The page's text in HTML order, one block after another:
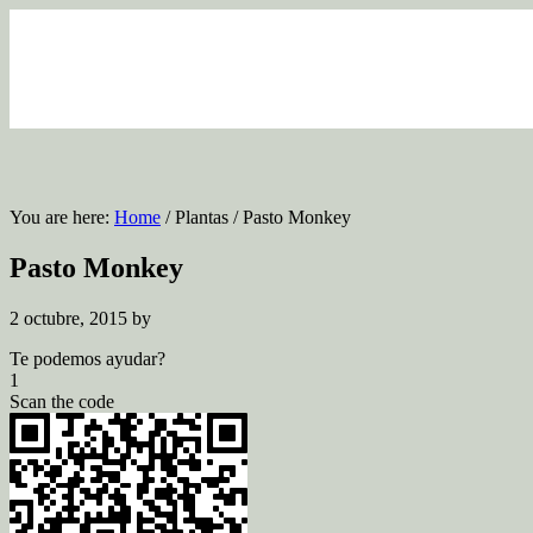
You are here: Home /Plantas /Pasto Monkey
Pasto Monkey
2 octubre, 2015 by
Te podemos ayudar?
1
Scan the code